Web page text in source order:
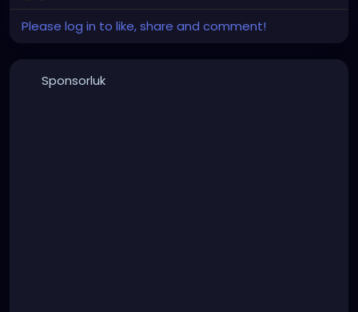
Please log in to like, share and comment!
Sponsorluk